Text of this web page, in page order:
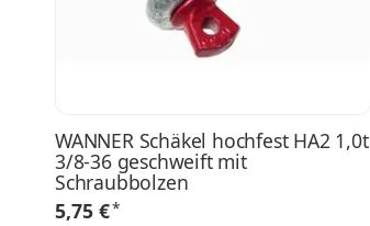
WANNER Schäkel hochfest HA2 1,0t
3/8-36 geschweift mit
Schraubbolzen
5,75 €*